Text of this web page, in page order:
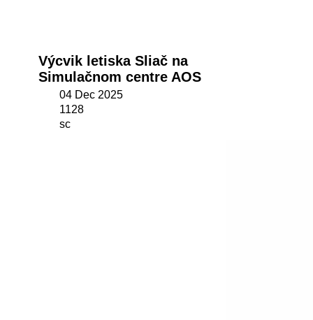
Výcvik letiska Sliač na
Simulačnom centre AOS
04 Dec 2025
1128
sc